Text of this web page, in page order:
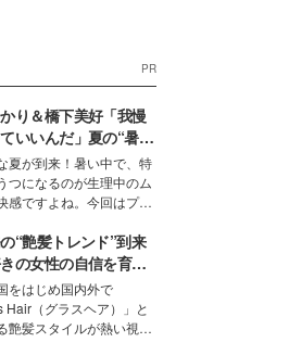
PR
り＆橋下美好「我慢
いいんだ」夏の“暑さ
新しい選択肢とは？
夏が到来！暑い中で、特
つになるのが生理中のム
感ですよね。今回はプラ
愛甲ひかりさんと橋下美
迎えて本音で女子会トー
のお出かけを快適に過ご
や、2人が感動した夏の
常識にも迫りました。
“艶髪トレンド”到来
の女性の自信を育む
ア事情」って？
をはじめ国内外で
Hair（グラスヘア）」と
艶髪スタイルが熱い視線